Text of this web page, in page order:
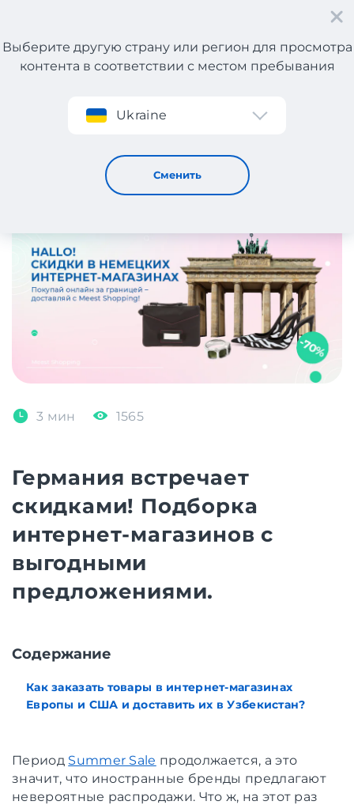
Регистрация
Выберите другую страну или регион для просмотра
контента в соответствии с местом пребывания
Ukraine
Сменить
Германия встречает скидками! Подборка интернет-
магазинов с выгодными предложениями.
3 мин 1565
Германия встречает
скидками! Подборка
интернет-магазинов с
выгодными
предложениями.
Cодержание
Как заказать товары в интернет-магазинах
Европы и США и доставить их в Узбекистан?
Период Summer Sale продолжается, а это
значит, что иностранные бренды предлагают
невероятные распродажи. Что ж, на этот раз